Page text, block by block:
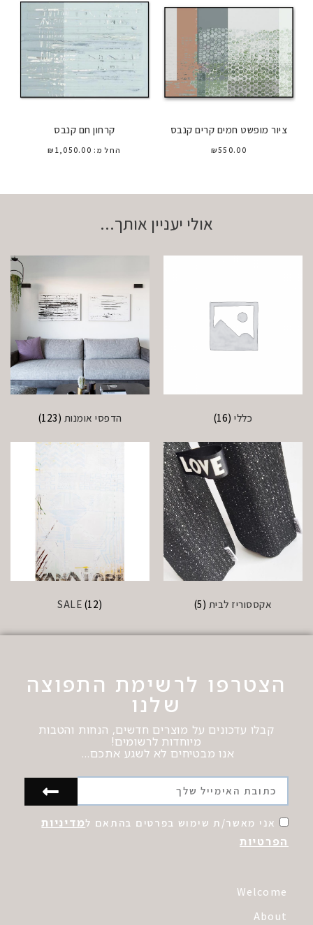
ציור מופשט חמים קרים קנבס
₪550.00
קרחון חם קנבס
החל מ: ₪ 1,050.00
אולי יעניין אותך...
כללי (16) הדפסי אומנות (123)
אקססוריז לבית (5)
SALE (12)
Welcome
About
הצטרפו לרשימת התפוצה
שלנו
קבלו עדכונים על מוצרים חדשים, הנחות והטבות
מיוחדות לרשומים!
אנו מבטיחים לא לשגע אתכם…
אני מאשר/ת שימוש בפרטים בהתאם למדיניות
הפרטיות